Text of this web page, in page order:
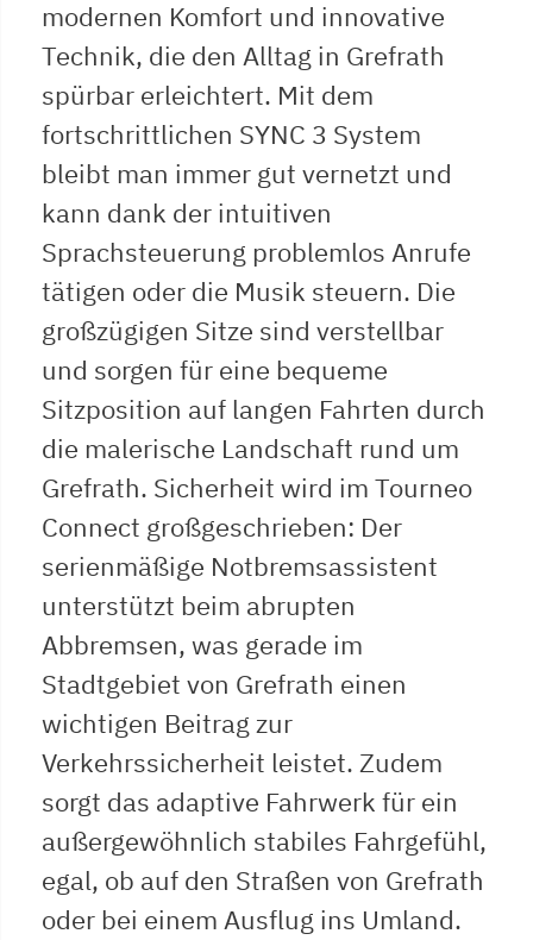
modernen Komfort und innovative
Technik, die den Alltag in Grefrath
spürbar erleichtert. Mit dem
fortschrittlichen SYNC 3 System
bleibt man immer gut vernetzt und
kann dank der intuitiven
Sprachsteuerung problemlos Anrufe
tätigen oder die Musik steuern. Die
großzügigen Sitze sind verstellbar
und sorgen für eine bequeme
Sitzposition auf langen Fahrten durch
die malerische Landschaft rund um
Grefrath. Sicherheit wird im Tourneo
Connect großgeschrieben: Der
serienmäßige Notbremsassistent
unterstützt beim abrupten
Abbremsen, was gerade im
Stadtgebiet von Grefrath einen
wichtigen Beitrag zur
Verkehrssicherheit leistet. Zudem
sorgt das adaptive Fahrwerk für ein
außergewöhnlich stabiles Fahrgefühl,
egal, ob auf den Straßen von Grefrath
oder bei einem Ausflug ins Umland.